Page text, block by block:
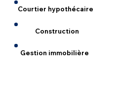
Courtier hypothécaire
Construction
Gestion immobilière